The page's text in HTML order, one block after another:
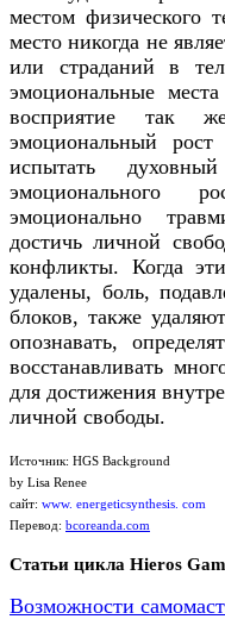
местом физического
место никогда не
или страданий в
эмоциональные
восприятие так
эмоциональный
испытать
эмоционального
эмоционально
достичь личной
конфликты. Когда
удалены, боль,
блоков, также
опознавать,
восстанавливать
для достижения
личной свободы.
Источник: HGS Background
by Lisa Renee
сайт: www. energeticsynthesis. com
Перевод: bcoreanda.com
Статьи цикла Hieros
Возможности